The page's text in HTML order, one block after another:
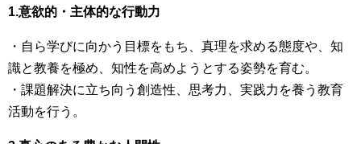
1.意欲的・主体的な行動力
・自ら学びに向かう目標をもち、真理を求める態度や、知
識と教養を極め、知性を高めようとする姿勢を育む。
・課題解決に立ち向う創造性、思考力、実践力を養う教育
活動を行う。